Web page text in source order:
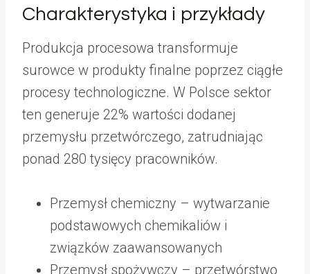
Charakterystyka i przykłady
Produkcja procesowa transformuje
surowce w produkty finalne poprzez ciągłe
procesy technologiczne. W Polsce sektor
ten generuje 22% wartości dodanej
przemysłu przetwórczego, zatrudniając
ponad 280 tysięcy pracowników.
Przemysł chemiczny – wytwarzanie
podstawowych chemikaliów i
związków zaawansowanych
Przemysł spożywczy – przetwórstwo